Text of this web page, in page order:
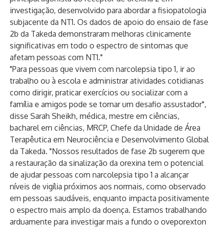
investigação, desenvolvido para abordar a fisiopatologia
subjacente da NT1. Os dados de apoio do ensaio de fase
2b da Takeda demonstraram melhoras clinicamente
significativas em todo o espectro de sintomas que
afetam pessoas com NT1."
"Para pessoas que vivem com narcolepsia tipo 1, ir ao
trabalho ou à escola e administrar atividades cotidianas
como dirigir, praticar exercícios ou socializar com a
família e amigos pode se tornar um desafio assustador",
disse Sarah Sheikh, médica, mestre em ciências,
bacharel em ciências, MRCP, Chefe da Unidade de Área
Terapêutica em Neurociência e Desenvolvimento Global
da Takeda. "Nossos resultados de fase 2b sugerem que
a restauração da sinalização da orexina tem o potencial
de ajudar pessoas com narcolepsia tipo 1 a alcançar
níveis de vigília próximos aos normais, como observado
em pessoas saudáveis, enquanto impacta positivamente
o espectro mais amplo da doença. Estamos trabalhando
arduamente para investigar mais a fundo o oveporexton